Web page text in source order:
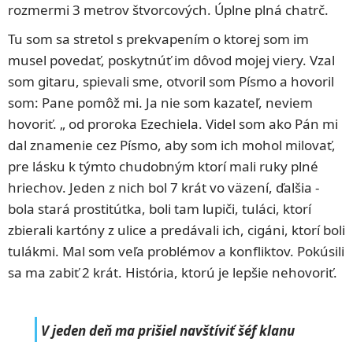
rozmermi 3 metrov štvorcových. Úplne plná chatrč.
Tu som sa stretol s prekvapením o ktorej som im
musel povedať, poskytnúť im dôvod mojej viery. Vzal
som gitaru, spievali sme, otvoril som Písmo a hovoril
som: Pane pomôž mi. Ja nie som kazateľ, neviem
hovoriť. „ od proroka Ezechiela. Videl som ako Pán mi
dal znamenie cez Písmo, aby som ich mohol milovať,
pre lásku k týmto chudobným ktorí mali ruky plné
hriechov. Jeden z nich bol 7 krát vo väzení, ďalšia -
bola stará prostitútka, boli tam lupiči, tuláci, ktorí
zbierali kartóny z ulice a predávali ich, cigáni, ktorí boli
tulákmi. Mal som veľa problémov a konfliktov. Pokúsili
sa ma zabiť 2 krát. História, ktorú je lepšie nehovoriť.
V jeden deň ma prišiel navštíviť šéf klanu